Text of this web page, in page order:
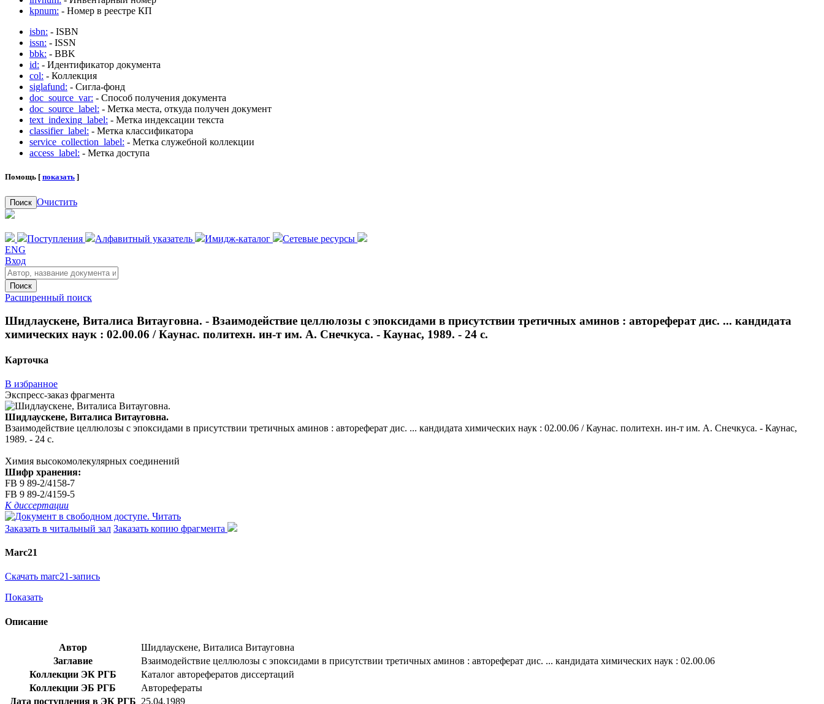
kpnum: - Номер в реестре КП
isbn: - ISBN
issn: - ISSN
bbk: - BBK
id: - Идентификатор документа
col: - Коллекция
siglafund: - Сигла-фонд
doc_source_var: - Способ получения документа
doc_source_label: - Метка места, откуда получен документ
text_indexing_label: - Метка индексации текста
classifier_label: - Метка классификатора
service_collection_label: - Метка служебной коллекции
access_label: - Метка доступа
Помощь [ показать ]
Поиск Очистить
Поступления Алфавитный указатель Имидж-каталог
Сетевые ресурсы
ENG
Вход
Поиск
Расширенный поиск
Шидлаускене, Виталиса Витауговна. - Взаимодействие целлюлозы с эпоксидами в присутствии третичных аминов : автореферат дис. ... кандидата
химических наук : 02.00.06 / Каунас. политехн. ин-т им. А. Снечкуса. - Каунас, 1989. - 24 с.
Карточка
В избранное
Экспресс-заказ фрагмента
Шидлаускене, Виталиса Витауговна.
Взаимодействие целлюлозы с эпоксидами в присутствии третичных аминов : автореферат дис. ... кандидата химических наук : 02.00.06 / Каунас. политехн. ин-т им. А. Снечкуса. - Каунас,
1989. - 24 с.
Химия высокомолекулярных соединений
Шифр хранения:
FB 9 89-2/4158-7
FB 9 89-2/4159-5
К диссертации
Читать
Заказать в читальный зал Заказать копию фрагмента
Marc21
Скачать marc21-запись
Показать
Описание
Автор
Шидлаускене, Виталиса Витауговна
Заглавие
Взаимодействие целлюлозы с эпоксидами в присутствии третичных аминов : автореферат дис. ... кандидата химических наук : 02.00.06
Коллекции ЭК РГБ
Каталог авторефератов диссертаций
Коллекции ЭБ РГБ
Авторефераты
Дата поступления в ЭК РГБ 25.04.1989